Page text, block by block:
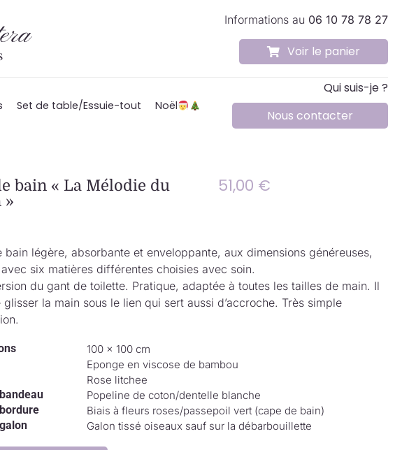
Informations au 06 10 78 78 27
Voir le panier
Set de table/Essuie-tout Noël
Qui suis-je ?
Nous contacter
bain « La Mélodie du
»
51,00 €
bain légère, absorbante et enveloppante, aux dimensions généreuses,
six matières différentes choisies avec soin.
du gant de toilette. Pratique, adaptée à toutes les tailles de main. Il
la main sous le lien qui sert aussi d’accroche. Très simple
100 × 100 cm
Eponge en viscose de bambou
Rose litchee
Popeline de coton/dentelle blanche
Biais à fleurs roses/passepoil vert (cape de bain)
Galon tissé oiseaux sauf sur la débarbouillette